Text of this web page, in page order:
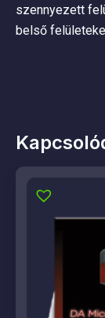
szennyezett
belső